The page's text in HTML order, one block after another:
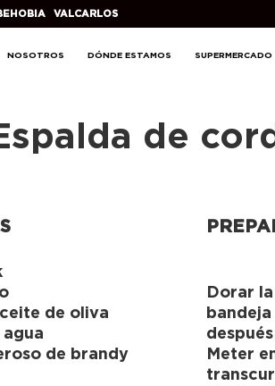
VALCARLOS
NOSOTROS DÓNDE ESTAMOS SUPERMERCADO
de
de oliva
agua
de brandy
Dorar
Meter